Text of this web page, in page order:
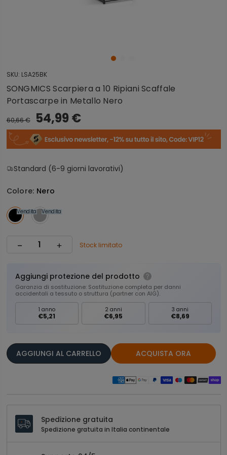
SKU: LSA25BK
SONGMICS Scarpiera a 10 Ripiani Scaffale
Portascarpe in Metallo Nero
60,66 € 54,99 €
Standard (6-9 giorni lavorativi)
Colore: Nero
Vendita Vendita
Stock limitato
Aggiungi protezione del prodotto
Garanzia di sostituzione: Sostituzione completa per danni
accidentali a tessuto o struttura (partner con AIG).
1 anno
€5,21
2 anni
€6,95
3 anni
€8,69
AGGIUNGI AL CARRELLO ACQUISTA ORA
Spedizione gratuita
Spedizione gratuita in Italia continentale